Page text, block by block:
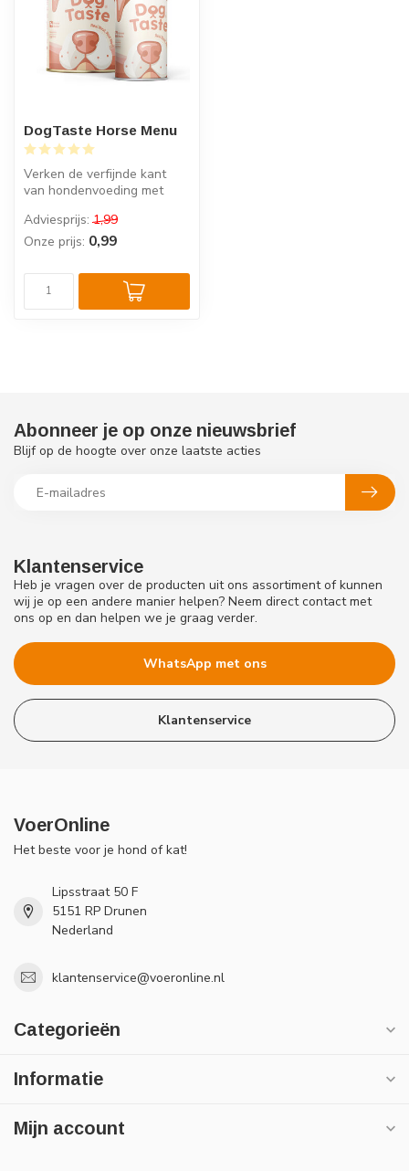
DogTaste Horse Menu
Verken de verfijnde kant
van hondenvoeding met
gastrono...
Adviesprijs: 1,99
Onze prijs: 0,99
Klantenservice
Heb je vragen over de producten uit ons assortiment of kunnen
wij je op een andere manier helpen? Neem direct contact met
ons op en dan helpen we je graag verder.
WhatsApp met ons
Klantenservice
Abonneer je op onze nieuwsbrief
Blijf op de hoogte over onze laatste acties
VoerOnline
Het beste voor je hond of kat!
Lipsstraat 50 F
5151 RP Drunen
Nederland
klantenservice@voeronline.nl
Categorieën
Informatie
Mijn account